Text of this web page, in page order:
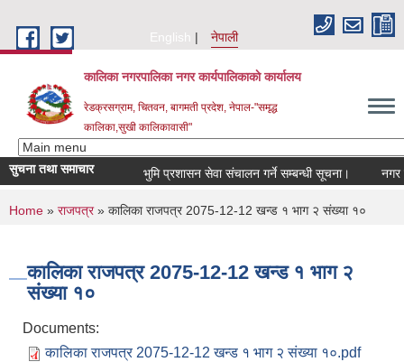
English
नेपाली
कालिका नगरपालिका नगर कार्यपालिकाकाे कार्यालय
रेडक्रसग्राम, चितवन, बागमती प्रदेश, नेपाल-"समृद्ध
कालिका,सुखी कालिकावासी"
सुचना तथा समाचार भुमि प्रशासन सेवा संचालन गर्ने सम्बन्धी सूचना। नगर
You are here
Home » राजपत्र» कालिका राजपत्र 2075-12-12 खन्ड १ भाग २ संख्या १०
कालिका राजपत्र 2075-12-12 खन्ड १ भाग २
संख्या १०
Documents:
कालिका राजपत्र 2075-12-12 खन्ड १ भाग २ संख्या १०.pdf